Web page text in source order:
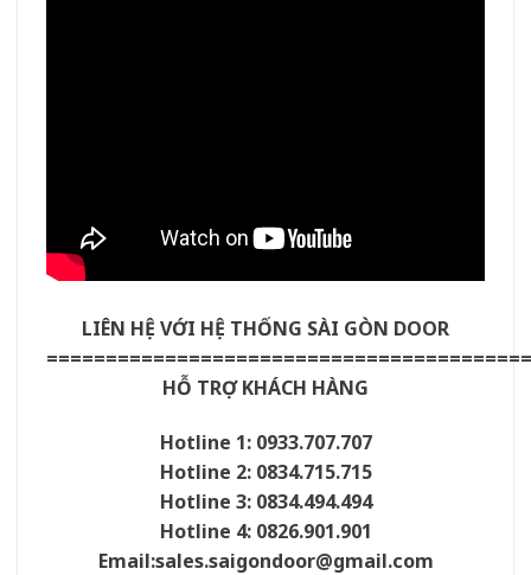
LIÊN HỆ VỚI HỆ THỐNG SÀI GÒN DOOR
HỖ TRỢ KHÁCH HÀNG
Hotline 1: 0933.707.707
Hotline 2: 0834.715.715
Hotline 3: 0834.494.494
Hotline 4: 0826.901.901
Email:sales.saigondoor@gmail.com